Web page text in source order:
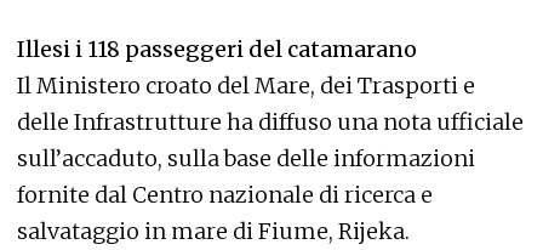
Illesi i 118 passeggeri del catamarano
Il Ministero croato del Mare, dei Trasporti e
delle Infrastrutture ha diffuso una nota ufficiale
sull’accaduto, sulla base delle informazioni
fornite dal Centro nazionale di ricerca e
salvataggio in mare di Fiume, Rijeka.